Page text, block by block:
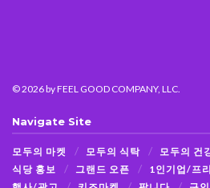
© 2026by FEEL GOOD COMPANY, LLC.
Navigate Site
모두의 마켓 모두의 식탁 모두의 건
식당 홍보
그랜드 오픈 1인기업/프